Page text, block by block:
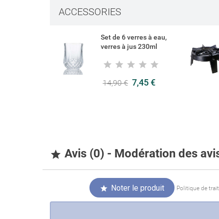
ACCESSORIES
Set de 6 verres à eau,
verres à jus 230ml
14,90 € 7,45 €
 Avis (0) - Modération des
 Noter le produit Politique de
Nom de la liste
Vous devez